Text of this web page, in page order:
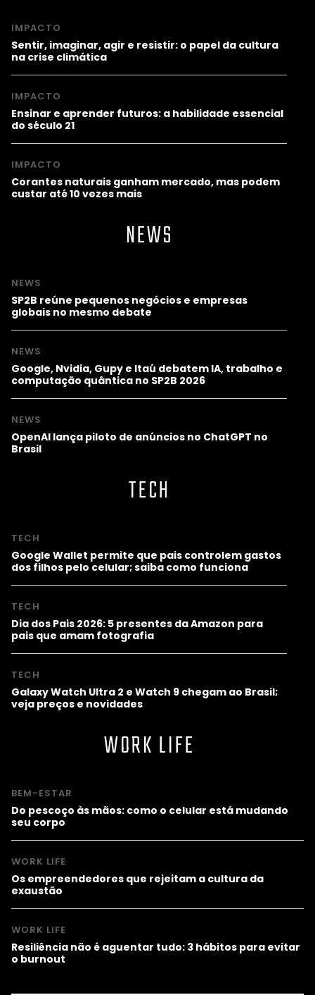
IMPACTO
Sentir, imaginar, agir e resistir: o papel da cultura
na crise climática
IMPACTO
Ensinar e aprender futuros: a habilidade essencial
do século 21
IMPACTO
Corantes naturais ganham mercado, mas podem
custar até 10 vezes mais
NEWS
NEWS
SP2B reúne pequenos negócios e empresas
globais no mesmo debate
NEWS
Google, Nvidia, Gupy e Itaú debatem IA, trabalho e
computação quântica no SP2B 2026
NEWS
OpenAI lança piloto de anúncios no ChatGPT no
Brasil
TECH
TECH
Google Wallet permite que pais controlem gastos
dos filhos pelo celular; saiba como funciona
TECH
Dia dos Pais 2026: 5 presentes da Amazon para
pais que amam fotografia
TECH
Galaxy Watch Ultra 2 e Watch 9 chegam ao Brasil;
veja preços e novidades
WORK LIFE
BEM-ESTAR
Do pescoço às mãos: como o celular está mudando
seu corpo
WORK LIFE
Os empreendedores que rejeitam a cultura da
exaustão
WORK LIFE
Resiliência não é aguentar tudo: 3 hábitos para evitar
o burnout